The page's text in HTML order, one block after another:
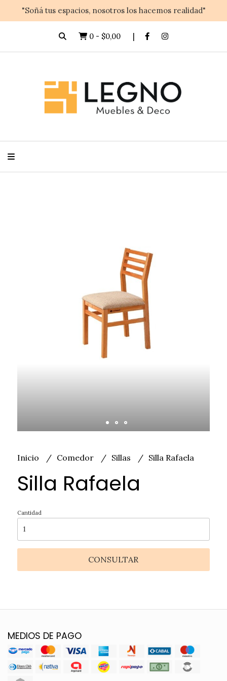
"Soñá tus espacios, nosotros los hacemos realidad"
0 - $0,00
Inicio Comedor Sillas Silla Rafaela
Silla Rafaela
Cantidad
CONSULTAR
MEDIOS DE PAGO